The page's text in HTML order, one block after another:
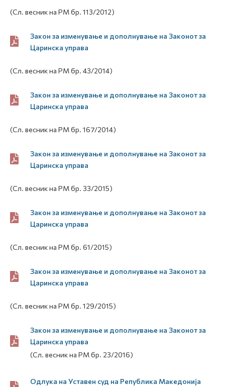
(Сл. весник на РМ бр. 113/2012)
Закон за изменување и дополнување на Законот за
Царинска управа
(Сл. весник на РМ бр. 43/2014)
Закон за изменување и дополнување на Законот за
Царинска управа
(Сл. весник на РМ бр. 167/2014)
Закон за изменување и дополнување на Законот за
Царинска управа
(Сл. весник на РМ бр. 33/2015)
Закон за изменување и дополнување на Законот за
Царинска управа
(Сл. весник на РМ бр. 61/2015)
Закон за изменување и дополнување на Законот за
Царинска управа
(Сл. весник на РМ бр. 129/2015)
Закон за изменување и дополнување на Законот за
Царинска управа
(Сл. весник на РМ бр. 23/2016)
Одлука на Уставен суд на Република Македонија